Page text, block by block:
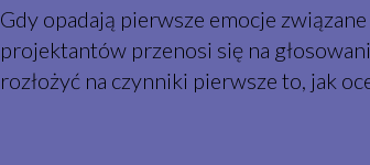
Gdy opadają pierwsze emocje
projektantów przenosi się na
rozłożyć na czynniki pierwsze to, jak